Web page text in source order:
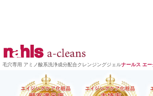
毛穴専用 アミノ酸系洗浄成分配合クレンジングジェルナールス エ